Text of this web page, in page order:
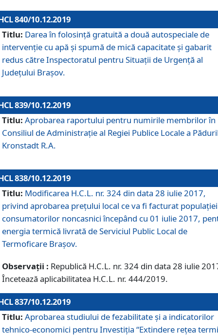
840/10.12.2019
Titlu: Darea în folosință gratuită a două autospeciale de
intervenție cu apă și spumă de mică capacitate și gabarit
redus către Inspectoratul pentru Situaţii de Urgenţă al
Judeţului Brașov.
839/10.12.2019
Titlu: Aprobarea raportului pentru numirile membrilor în
Consiliul de Administraţie al Regiei Publice Locale a
Kronstadt R.A.
838/10.12.2019
Titlu: Modificarea H.C.L. nr. 324 din data 28 iulie 2017,
privind aprobarea preţului local ce va fi facturat
consumatorilor noncasnici începând cu 01 iulie 2017,
energia termică livrată de Serviciul Public Local de
Termoficare Braşov.
Observații : Republică H.C.L. nr. 324 din data 28 iulie
Încetează aplicabilitatea H.C.L. nr. 444/2019.
837/10.12.2019
Titlu: Aprobarea studiului de fezabilitate și a indicatorilor
tehnico-economici pentru Investiția “Extindere rețea